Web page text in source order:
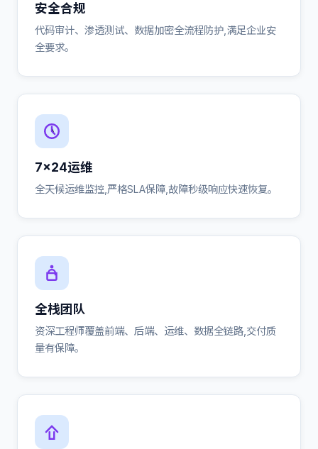
安全合规
代码审计、渗透测试、数据加密全流程防护,满足企业安
全要求。
7×24运维
全天候运维监控,严格SLA保障,故障秒级响应快速恢复。
全栈团队
资深工程师覆盖前端、后端、运维、数据全链路,交付质
量有保障。